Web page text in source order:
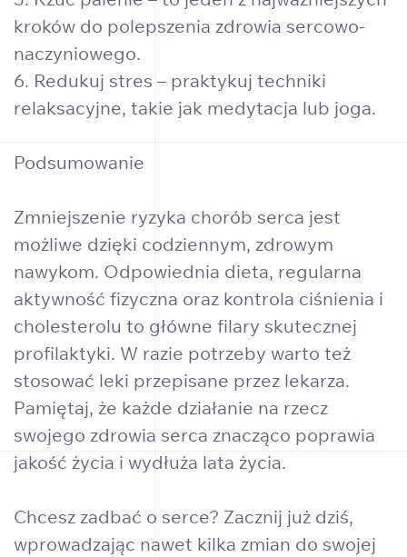
kroków do polepszenia zdrowia sercowo-
naczyniowego.
6. Redukuj stres – praktykuj techniki
relaksacyjne, takie jak medytacja lub joga.
Podsumowanie
Zmniejszenie ryzyka chorób serca jest
możliwe dzięki codziennym, zdrowym
nawykom. Odpowiednia dieta, regularna
aktywność fizyczna oraz kontrola ciśnienia i
cholesterolu to główne filary skutecznej
profilaktyki. W razie potrzeby warto też
stosować leki przepisane przez lekarza.
Pamiętaj, że każde działanie na rzecz
swojego zdrowia serca znacząco poprawia
jakość życia i wydłuża lata życia.
Chcesz zadbać o serce? Zacznij już dziś,
wprowadzając nawet kilka zmian do swojej